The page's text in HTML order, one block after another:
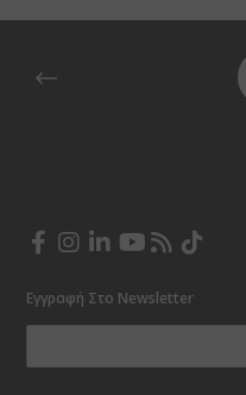
Εγγραφή Στο Newsletter